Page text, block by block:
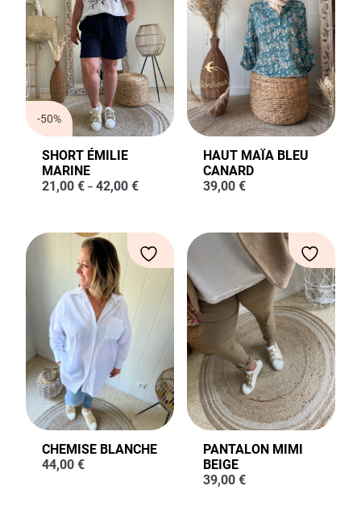
-50%
SHORT ÉMILIE
MARINE
21,00 € – 42,00 €
HAUT MAÏA BLEU
CANARD
39,00 €
CHEMISE BLANCHE
44,00 €
PANTALON MIMI
BEIGE
39,00 €